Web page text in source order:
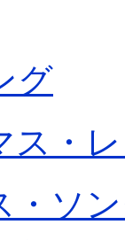
グ
ス・
・ソ